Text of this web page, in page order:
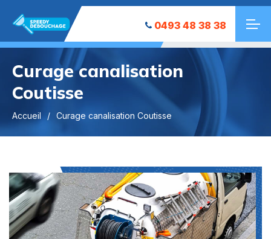
0493 48 38 38
Curage canalisation
Coutisse
Accueil Curage canalisation Coutisse